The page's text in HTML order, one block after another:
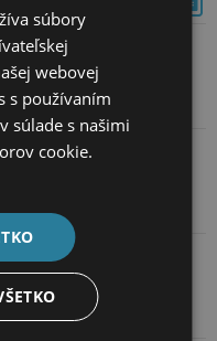
súbory
webovej
s používaním
súlade s našimi
cookie.